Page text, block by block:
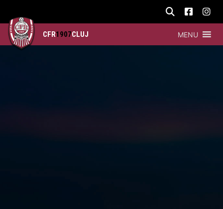
CFR1907CLUJ MENU